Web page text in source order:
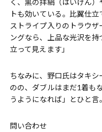
く、黒の拝絹（はいけん
トも効いている。比翼仕
ストライプ入りのトラウ
ングなら、上品な光沢を
立って見えます」
ちなみに、野口氏はタキ
のの、ダブルはまだ1着も
うようになれば」とひと言。
問い合わせ